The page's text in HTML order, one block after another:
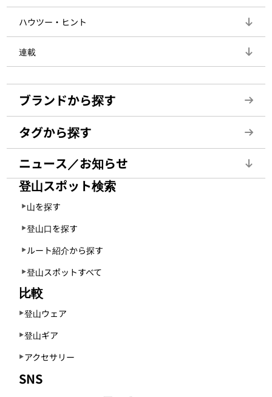
ハウツー・ヒント
連載
ブランドから探す
タグから探す
ニュース／お知らせ
登山スポット検索
山を探す
登山口を探す
ルート紹介から探す
登山スポットすべて
比較
登山ウェア
登山ギア
アクセサリー
SNS